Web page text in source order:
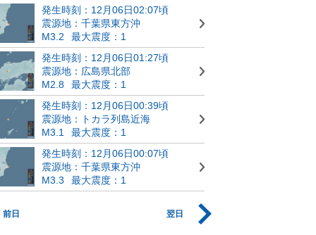
発生時刻：12月06日02:07頃
震源地：千葉県東方沖
M3.2
最大震度：1
発生時刻：12月06日01:27頃
震源地：広島県北部
M2.8
最大震度：1
発生時刻：12月06日00:39頃
震源地：トカラ列島近海
M3.1
最大震度：1
発生時刻：12月06日00:07頃
震源地：千葉県東方沖
M3.3
最大震度：1
前日 翌日